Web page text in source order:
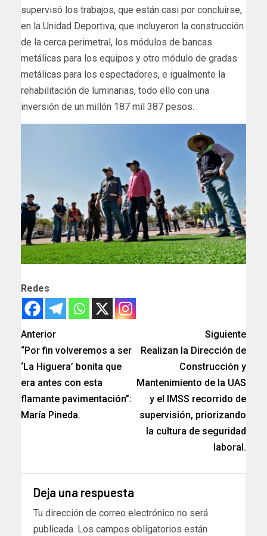
supervisó los trabajos, que están casi por concluirse,
en la Unidad Deportiva, que incluyeron la construcción
de la cerca perimetral, los módulos de bancas
metálicas para los equipos y otro módulo de gradas
metálicas para los espectadores, e igualmente la
rehabilitación de luminarias, todo ello con una
inversión de un millón 187 mil 387 pesos.
Redes
Anterior
“Por fin volveremos a ser
‘La Higuera’ bonita que
era antes con esta
flamante pavimentación”:
María Pineda.
Siguiente
Realizan la Dirección de
Construcción y
Mantenimiento de la UAS
y el IMSS recorrido de
supervisión, priorizando
la cultura de seguridad
laboral.
Deja una respuesta
Tu dirección de correo electrónico no será
publicada. Los campos obligatorios están